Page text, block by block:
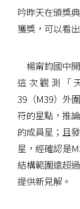
吟昨天在頒獎
獲獎，可以看
楊甯鈞國中
這次觀測「
39（M39）外
符的星點，推
的成員星；且
星，經確認是
結構範圍遠超
提供新見解。